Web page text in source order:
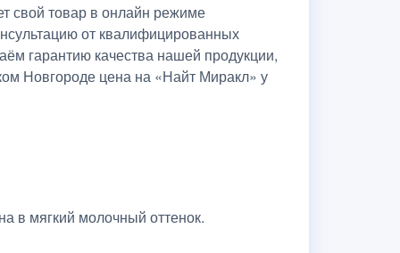
свой товар в онлайн режиме
от квалифицированных
гарантию качества нашей продукции,
Новгороде цена на «Найт Миракл» у
в мягкий молочный оттенок.